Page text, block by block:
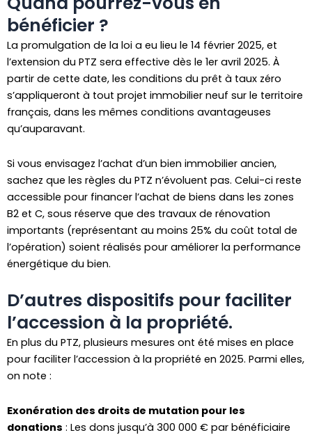
bénéficier ?
La promulgation de la loi a eu lieu le 14 février 2025, et
l’extension du PTZ sera effective dès le 1er avril 2025. À
partir de cette date, les conditions du prêt à taux zéro
s’appliqueront à tout projet immobilier neuf sur le territoire
français, dans les mêmes conditions avantageuses
qu’auparavant.
Si vous envisagez l’achat d’un bien immobilier ancien,
sachez que les règles du PTZ n’évoluent pas. Celui-ci reste
accessible pour financer l’achat de biens dans les zones
B2 et C, sous réserve que des travaux de rénovation
importants (représentant au moins 25% du coût total de
l’opération) soient réalisés pour améliorer la performance
énergétique du bien.
D’autres dispositifs pour faciliter
l’accession à la propriété.
En plus du PTZ, plusieurs mesures ont été mises en place
pour faciliter l’accession à la propriété en 2025. Parmi elles,
on note :
Exonération des droits de mutation pour les
donations : Les dons jusqu’à 300 000 € par bénéficiaire